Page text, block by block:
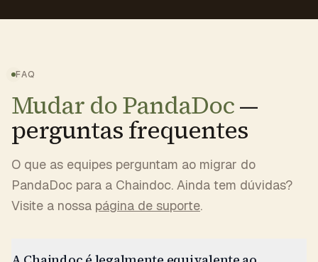
FAQ
Mudar do PandaDoc—
perguntas frequentes
O que as equipes perguntam ao migrar do
PandaDoc para a Chaindoc. Ainda tem dúvidas?
Visite a nossa página de suporte.